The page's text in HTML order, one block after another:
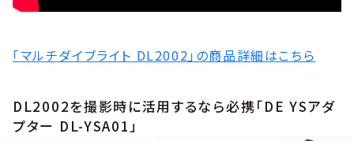
「マルチダイブライト DL2002」の商品詳細はこちら
DL2002を撮影時に活用するなら必携「DE YSアダ
プター DL-YSA01」